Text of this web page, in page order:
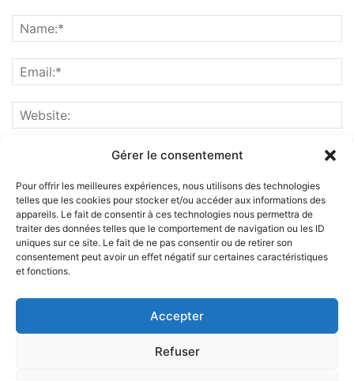
Gérer le consentement
Pour offrir les meilleures expériences, nous utilisons des technologies
telles que les cookies pour stocker et/ou accéder aux informations des
appareils. Le fait de consentir à ces technologies nous permettra de
traiter des données telles que le comportement de navigation ou les ID
uniques sur ce site. Le fait de ne pas consentir ou de retirer son
consentement peut avoir un effet négatif sur certaines caractéristiques
et fonctions.
Accepter
Refuser
ABOUT US
FOLLOW US